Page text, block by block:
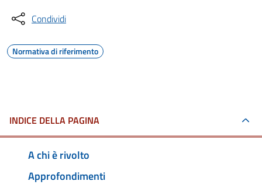
Condividi
Normativa di riferimento
INDICE DELLA PAGINA
A chi è rivolto
Approfondimenti